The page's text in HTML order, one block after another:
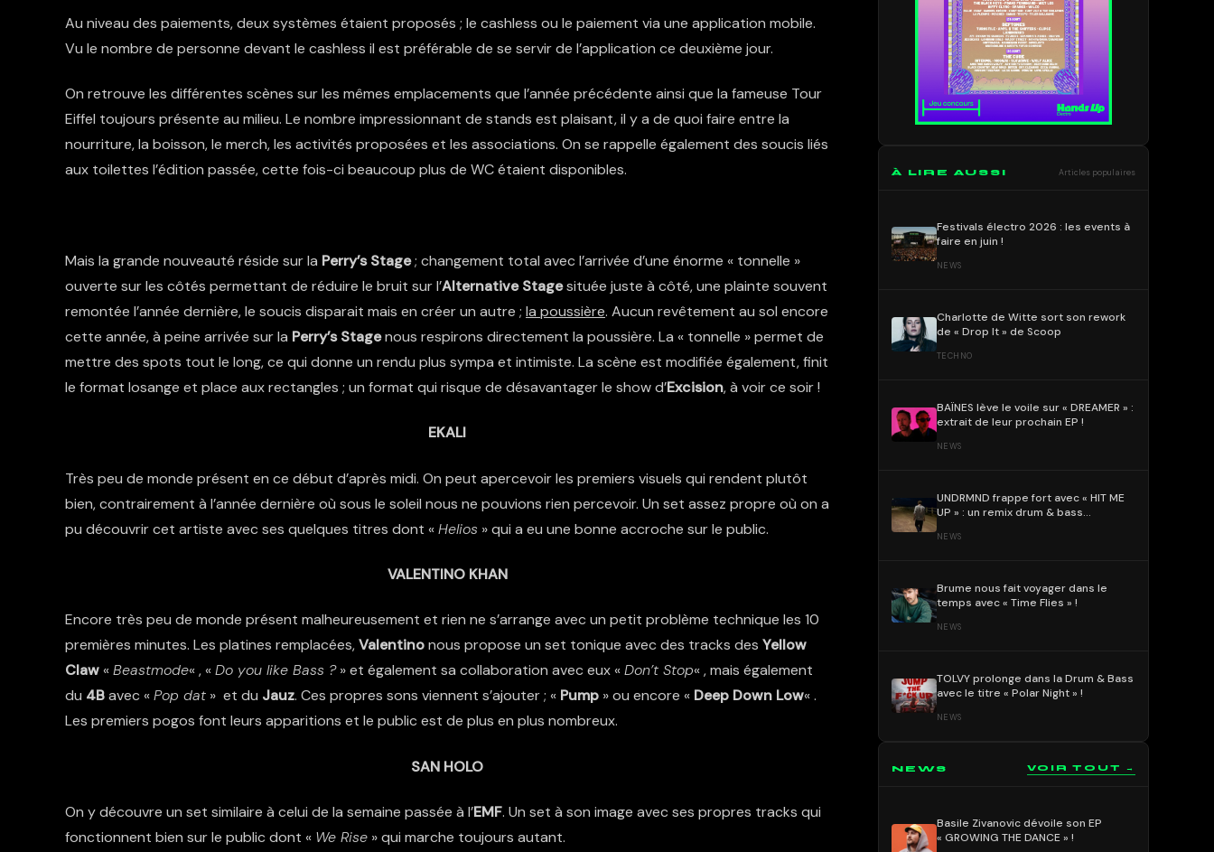
Au niveau des paiements, deux systèmes étaient proposés ; le cashless ou le paiement via une application mobile.
Vu le nombre de personne devant le cashless il est préférable de se servir de l’application ce deuxième jour.
On retrouve les différentes scènes sur les mêmes emplacements que l’année précédente ainsi que la fameuse Tour
Eiffel toujours présente au milieu. Le nombre impressionnant de stands est plaisant, il y a de quoi faire entre la
nourriture, la boisson, le merch, les activités proposées et les associations. On se rappelle également des soucis liés
aux toilettes l’édition passée, cette fois-ci beaucoup plus de WC étaient disponibles.
Mais la grande nouveauté réside sur la Perry’s Stage; changement total avec l’arrivée d’une énorme « tonnelle »
ouverte sur les côtés permettant de réduire le bruit sur l’Alternative Stagesituée juste à côté, une plainte souvent
remontée l’année dernière, le soucis disparait mais en créer un autre ; la poussière. Aucun revêtement au sol encore
cette année, à peine arrivée sur la Perry’s Stagenous respirons directement la poussière. La « tonnelle » permet de
mettre des spots tout le long, ce qui donne un rendu plus sympa et intimiste. La scène est modifiée également, finit
le format losange et place aux rectangles ; un format qui risque de désavantager le show d’Excision, à voir ce soir !
EKALI
Très peu de monde présent en ce début d’après midi. On peut apercevoir les premiers visuels qui rendent plutôt
bien, contrairement à l’année dernière où sous le soleil nous ne pouvions rien percevoir. Un set assez propre où on a
pu découvrir cet artiste avec ses quelques titres dont «Helios » qui a eu une bonne accroche sur le public.
VALENTINO KHAN
Encore très peu de monde présent malheureusement et rien ne s’arrange avec un petit problème technique les 10
premières minutes. Les platines remplacées,Valentinonous propose un set tonique avec des tracks des Yellow
Claw«Beastmode« , «Do you like Bass ?» et également sa collaboration avec eux «Don’t Stop« , mais également
du 4Bavec «Pop dat » et du Jauz. Ces propres sons viennent s’ajouter ; « Pump » ou encore « Deep Down Low« .
Les premiers pogos font leurs apparitions et le public est de plus en plus nombreux.
SAN HOLO
On y découvre un set similaire à celui de la semaine passée à l’EMF. Un set à son image avec ses propres tracks qui
fonctionnent bien sur le public dont « We Rise » qui marche toujours autant.
À LIRE AUSSI Articles populaires
Festivals électro 2026 : les events à
faire en juin !
NEWS
Charlotte de Witte sort son rework
de « Drop It » de Scoop
TECHNO
BAÏNES lève le voile sur « DREAMER » :
extrait de leur prochain EP !
NEWS
UNDRMND frappe fort avec « HIT ME
UP » : un remix drum & bass
NEWS
Brume nous fait voyager dans le
temps avec « Time Flies » !
NEWS
TOLVY prolonge dans la Drum & Bass
avec le titre « Polar Night » !
NEWS
NEWS VOIR TOUT →
Basile Zivanovic dévoile son EP
« GROWING THE DANCE » !